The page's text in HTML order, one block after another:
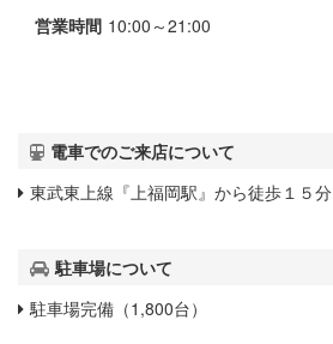
営業時間 10:00～21:00
電車でのご来店について
東武東上線『上福岡駅』から徒歩１５分
駐車場について
駐車場完備（1,800台）